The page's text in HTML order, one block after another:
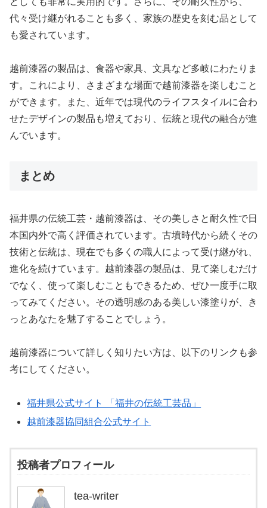
代々受け継がれることも多く、家族の歴史を刻む品として
も愛されています。
越前漆器の製品は、食器や家具、文具など多岐にわたりま
す。これにより、さまざまな場面で越前漆器を楽しむこと
ができます。また、近年では現代のライフスタイルに合わ
せたデザインの製品も増えており、伝統と現代の融合が進
んでいます。
まとめ
福井県の伝統工芸・越前漆器は、その美しさと耐久性で日
本国内外で高く評価されています。古墳時代から続くその
技術と伝統は、現在でも多くの職人によって受け継がれ、
進化を続けています。越前漆器の製品は、見て楽しむだけ
でなく、使って楽しむこともできるため、ぜひ一度手に取
ってみてください。その透明感のある美しい漆塗りが、き
っとあなたを魅了することでしょう。
越前漆器について詳しく知りたい方は、以下のリンクも参
考にしてください。
福井県公式サイト 「福井の伝統工芸品」
越前漆器協同組合公式サイト
投稿者プロフィール
tea-writer